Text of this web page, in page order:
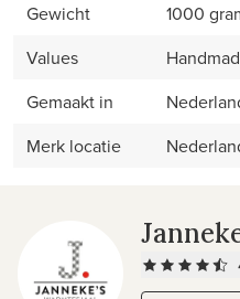
Gewicht
1000
Values
Gemaakt in
Merk locatie